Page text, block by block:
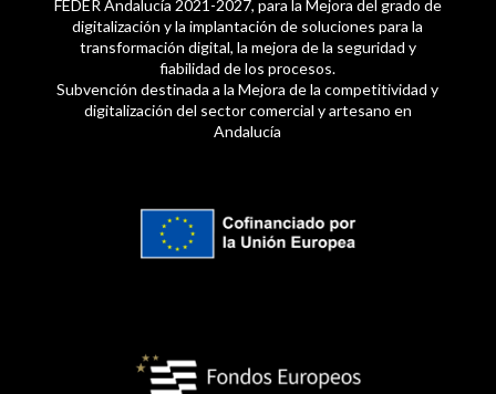
FEDER Andalucía 2021-2027, para la Mejora del grado de
digitalización y la implantación de soluciones para la
transformación digital, la mejora de la seguridad y
fiabilidad de los procesos.
Subvención destinada a la Mejora de la competitividad y
digitalización del sector comercial y artesano en
Andalucía